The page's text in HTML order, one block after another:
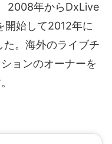
2008年からDxLive
開始して2012年に
。海外のライブチ
ョンのオーナーを